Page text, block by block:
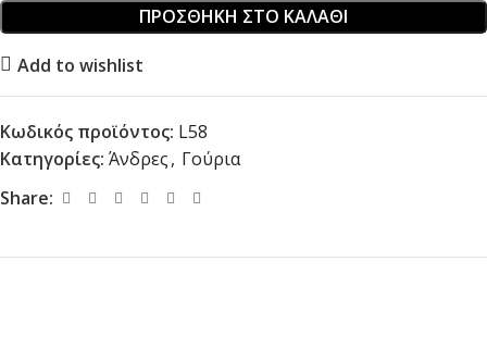
ΠΡΟΣΘΉΚΗ ΣΤΟ ΚΑΛΆΘΙ
Add to wishlist
Κωδικός προϊόντος: L58
Κατηγορίες: Άνδρες, Γούρια
Share: